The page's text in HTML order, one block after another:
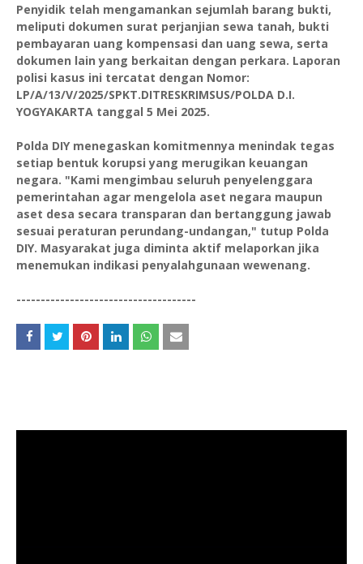
Penyidik telah mengamankan sejumlah barang bukti,
meliputi dokumen surat perjanjian sewa tanah, bukti
pembayaran uang kompensasi dan uang sewa, serta
dokumen lain yang berkaitan dengan perkara. Laporan
polisi kasus ini tercatat dengan Nomor:
LP/A/13/V/2025/SPKT.DITRESKRIMSUS/POLDA D.I.
YOGYAKARTA tanggal 5 Mei 2025.
Polda DIY menegaskan komitmennya menindak tegas
setiap bentuk korupsi yang merugikan keuangan
negara. "Kami mengimbau seluruh penyelenggara
pemerintahan agar mengelola aset negara maupun
aset desa secara transparan dan bertanggung jawab
sesuai peraturan perundang-undangan," tutup Polda
DIY. Masyarakat juga diminta aktif melaporkan jika
menemukan indikasi penyalahgunaan wewenang.
-------------------------------------